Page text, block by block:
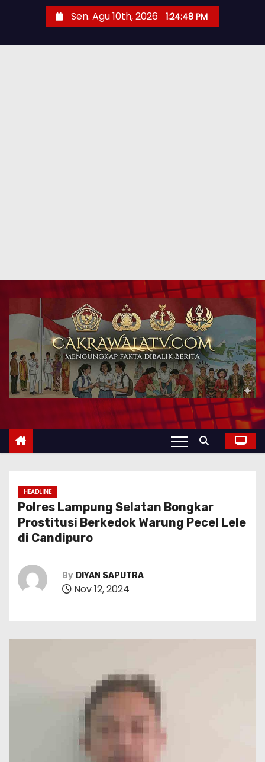
Sen. Agu 10th, 2026 1:24:49 PM
HEADLINE
Polres Lampung Selatan Bongkar
Prostitusi Berkedok Warung Pecel Lele
di Candipuro
By DIYAN SAPUTRA
Nov 12, 2024